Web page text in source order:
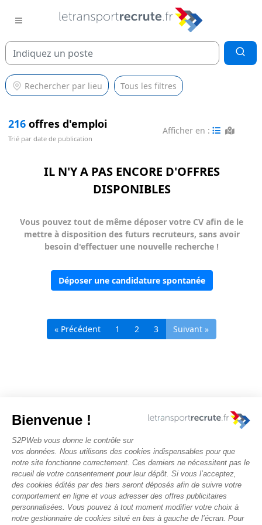
Rechercher par lieu Tous les filtres
216 offres d'emploi
Trié par date de publication
Afficher en :
IL N'Y A PAS ENCORE D'OFFRES
DISPONIBLES
Vous pouvez tout de même déposer votre CV afin de le
mettre à disposition des futurs recruteurs, sans avoir
besoin d'effectuer une nouvelle recherche !
Déposer une candidature spontanée
« Précédent 1 2 3 Suivant »
Nous contacter
Rechercher des offres
Faîtes-vous chasser ! Déposez votre CV
Actualités et évènements